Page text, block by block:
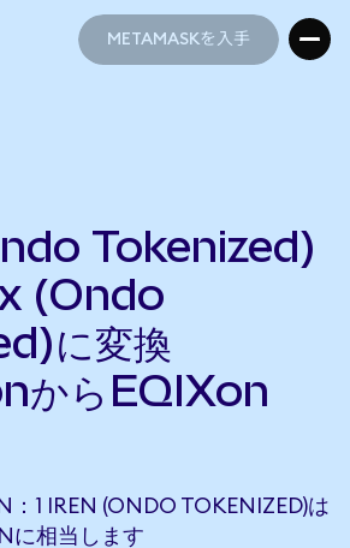
METAMASKを入手
Tokenized)
(Ondo
に変換
からEQIXon
：1 IREN (ONDO TOKENIZED)は
に相当します